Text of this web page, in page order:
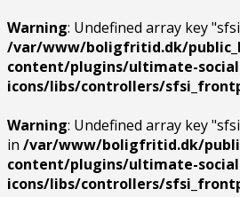
Warning: Undefined array key
/var/www/boligfritid.dk/
content/plugins/ultimate-
icons/libs/controllers/
Warning: Undefined array key
in /var/www/boligfritid.dk/
content/plugins/ultimate-
icons/libs/controllers/